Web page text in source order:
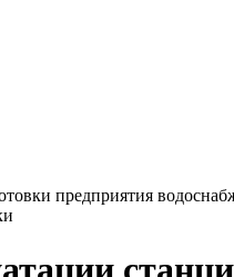
предприятия